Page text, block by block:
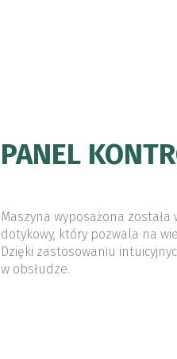
PANEL
Maszyna wyposażona została
dotykowy, który pozwala na
Dzięki zastosowaniu
w obsłudze.